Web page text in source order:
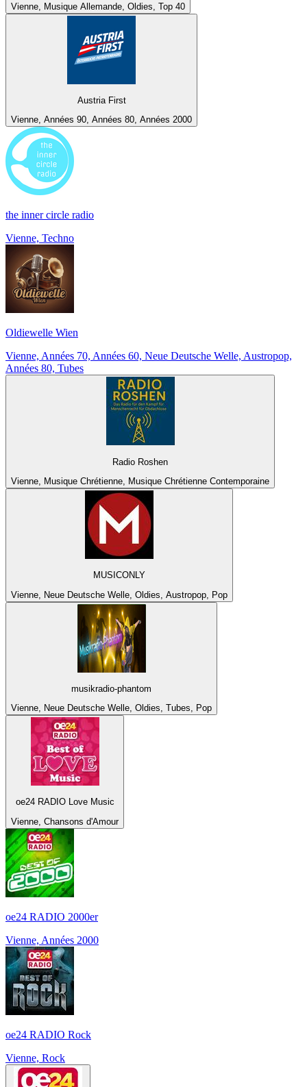
Vienne, Musique Allemande, Oldies, Top 40
Austria First
Vienne, Années 90, Années 80, Années 2000
the inner circle radio
Vienne, Techno
Oldiewelle Wien
Vienne, Années 70, Années 60, Neue Deutsche Welle, Austropop,
Années 80, Tubes
Radio Roshen
Vienne, Musique Chrétienne, Musique Chrétienne Contemporaine
MUSICONLY
Vienne, Neue Deutsche Welle, Oldies, Austropop, Pop
musikradio-phantom
Vienne, Neue Deutsche Welle, Oldies, Tubes, Pop
oe24 RADIO Love Music
Vienne, Chansons d'Amour
oe24 RADIO 2000er
Vienne, Années 2000
oe24 RADIO Rock
Vienne, Rock